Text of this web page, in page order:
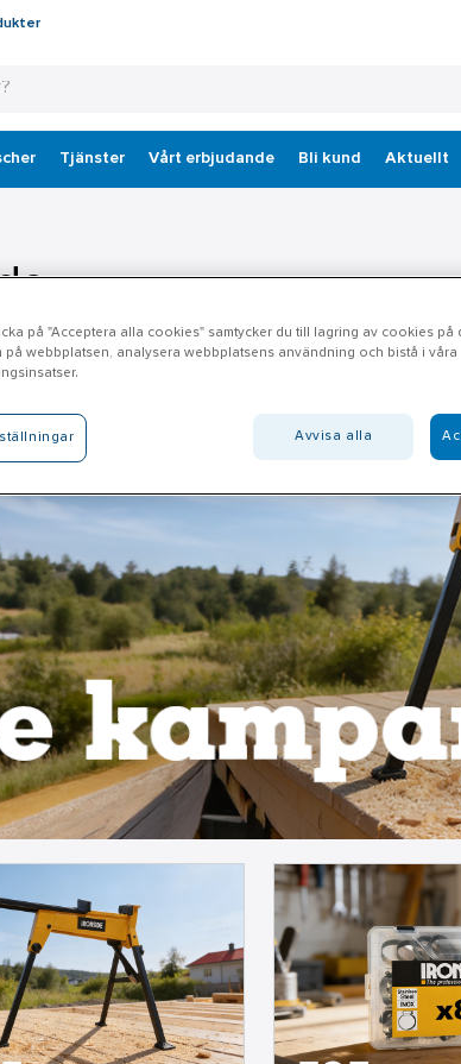
Tjänster Vårt erbjudande Bli kund Aktuellt
på "Acceptera alla cookies" samtycker du till lagring av cookies på
på webbplatsen, analysera webbplatsens användning och bistå i våra
Avvisa alla